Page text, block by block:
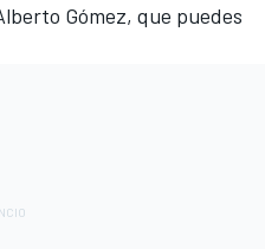
Gómez, que puedes